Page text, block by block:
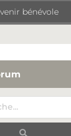
bénévole